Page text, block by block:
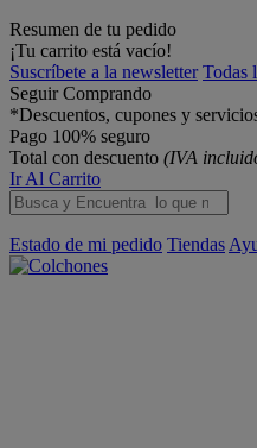
Resumen de tu pedido
¡Tu carrito está vacío!
Suscríbete a la newsletter Todas
Seguir Comprando
*Descuentos, cupones y
Pago 100% seguro
Total con descuento (IVA
Ir Al Carrito
Estado de mi pedido Tiendas